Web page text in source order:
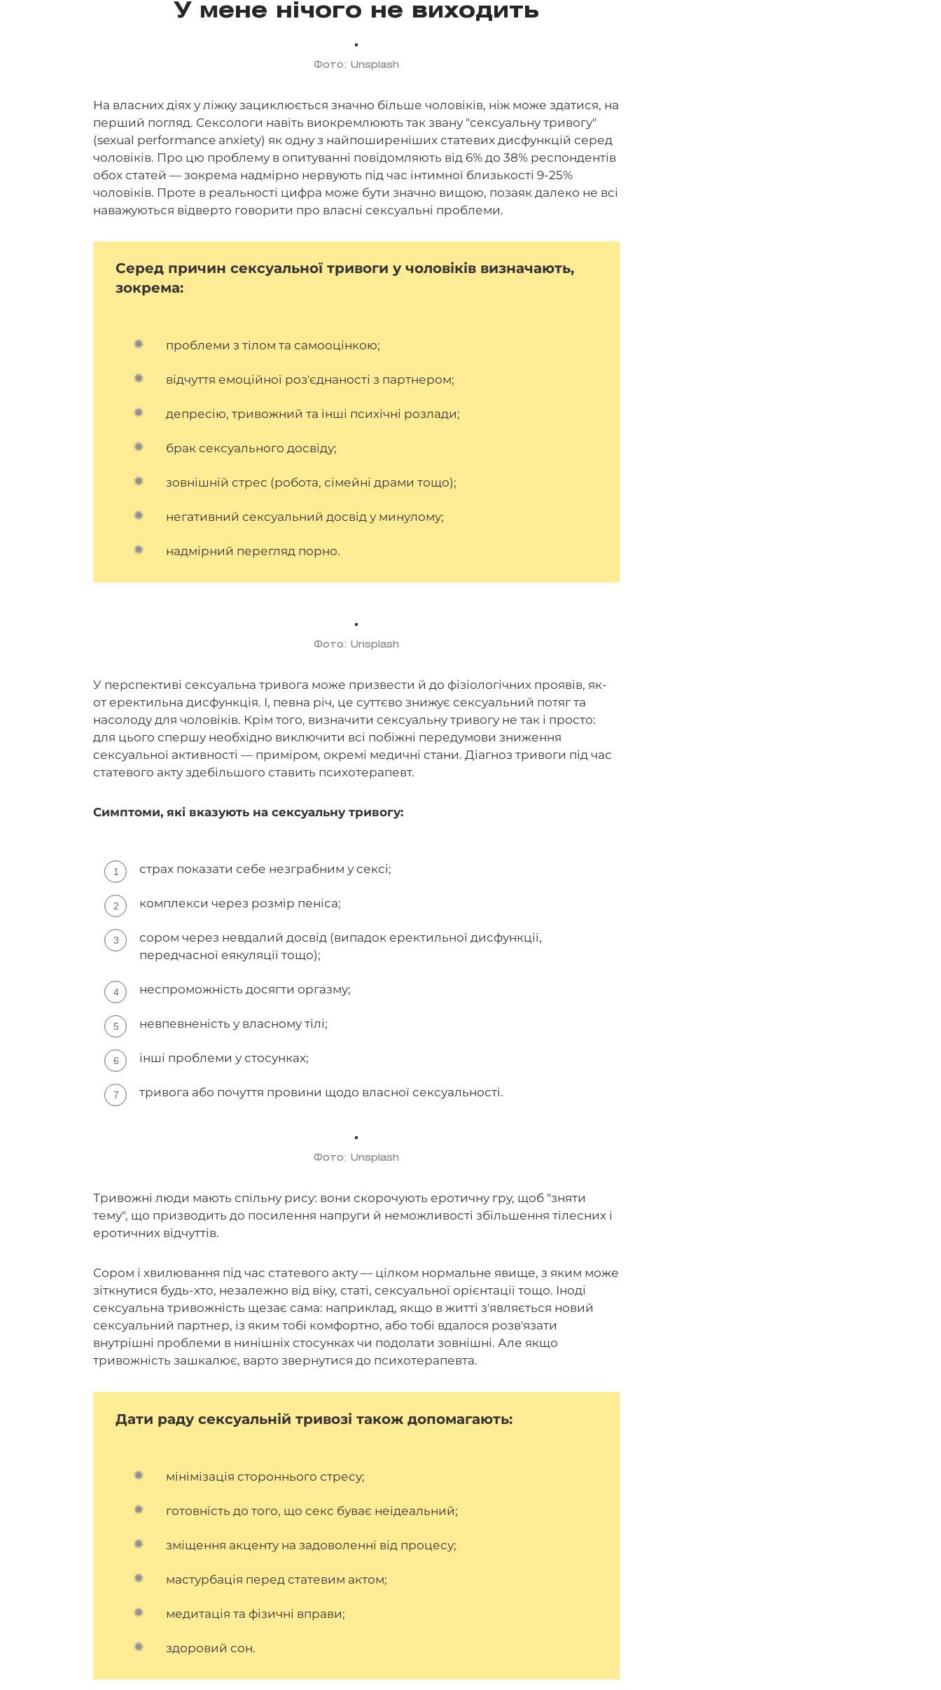
У мене нічого не виходить
Фото: Unsplash
На власних діях у ліжку зациклюється значно більше чоловіків, ніж може здатися, на
перший погляд. Сексологи навіть виокремлюють так звану "сексуальну тривогу"
(sexual performance anxiety) як одну з найпоширеніших статевих дисфункцій серед
чоловіків. Про цю проблему в опитуванні повідомляють від 6% до 38% респондентів
обох статей — зокрема надмірно нервують під час інтимної близькості 9-25%
чоловіків. Проте в реальності цифра може бути значно вищою, позаяк далеко не всі
наважуються відверто говорити про власні сексуальні проблеми.
Серед причин сексуальної тривоги у чоловіків визначають,
зокрема:
проблеми з тілом та самооцінкою;
відчуття емоційної роз'єднаності з партнером;
депресію, тривожний та інші психічні розлади;
брак сексуального досвіду;
зовнішній стрес (робота, сімейні драми тощо);
негативний сексуальний досвід у минулому;
надмірний перегляд порно.
Фото: Unsplash
У перспективі сексуальна тривога може призвести й до фізіологічних проявів, як-
от еректильна дисфункція. І, певна річ, це суттєво знижує сексуальний потяг та
насолоду для чоловіків. Крім того, визначити сексуальну тривогу не так і просто:
для цього спершу необхідно виключити всі побіжні передумови зниження
сексуальної активності — приміром, окремі медичні стани. Діагноз тривоги під час
статевого акту здебільшого ставить психотерапевт.
Симптоми, які вказують на сексуальну тривогу:
страх показати себе незграбним у сексі;
комплекси через розмір пеніса;
сором через невдалий досвід (випадок еректильної дисфункції,
передчасної еякуляції тощо);
неспроможність досягти оргазму;
невпевненість у власному тілі;
інші проблеми у стосунках;
тривога або почуття провини щодо власної сексуальності.
Фото: Unsplash
Тривожні люди мають спільну рису: вони скорочують еротичну гру, щоб "зняти
тему", що призводить до посилення напруги й неможливості збільшення тілесних і
еротичних відчуттів.
Сором і хвилювання під час статевого акту — цілком нормальне явище, з яким може
зіткнутися будь-хто, незалежно від віку, статі, сексуальної орієнтації тощо. Іноді
сексуальна тривожність щезає сама: наприклад, якщо в житті з'являється новий
сексуальний партнер, із яким тобі комфортно, або тобі вдалося розв'язати
внутрішні проблеми в нинішніх стосунках чи подолати зовнішні. Але якщо
тривожність зашкалює, варто звернутися до психотерапевта.
Дати раду сексуальній тривозі також допомагають:
мінімізація стороннього стресу;
готовність до того, що секс буває неідеальний;
зміщення акценту на задоволенні від процесу;
мастурбація перед статевим актом;
медитація та фізичні вправи;
здоровий сон.